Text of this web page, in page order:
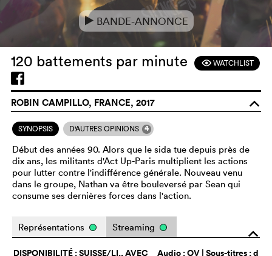
e BANDE-ANNONCE
120 battements par minute FWATCHLIST
ROBIN CAMPILLO, FRANCE, 2017 o
SYNOPSIS D'AUTRES OPINIONS 4
Début des années 90. Alors que le sida tue depuis près de
dix ans, les militants d'Act Up-Paris multiplient les actions
pour lutter contre l'indifférence générale. Nouveau venu
dans le groupe, Nathan va être bouleversé par Sean qui
consume ses dernières forces dans l'action.
o
Représentations Streaming
Audio :OV | Sous-titres : d
DISPONIBILITÉ : SUISSE/LI., AVEC